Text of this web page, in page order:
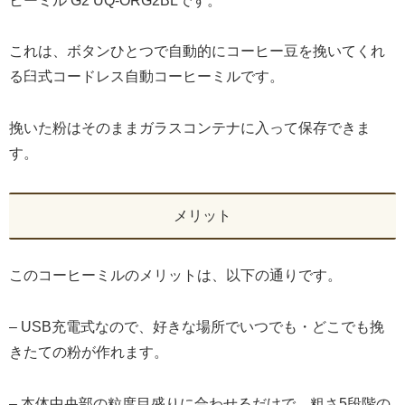
これは、ボタンひとつで自動的にコーヒー豆を挽いてくれ
る臼式コードレス自動コーヒーミルです。
挽いた粉はそのままガラスコンテナに入って保存できま
す。
メリット
このコーヒーミルのメリットは、以下の通りです。
– USB充電式なので、好きな場所でいつでも・どこでも挽
きたての粉が作れます。